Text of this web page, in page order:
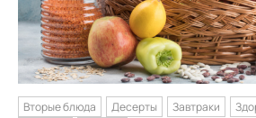
Вторые блюда Десерты Завтраки